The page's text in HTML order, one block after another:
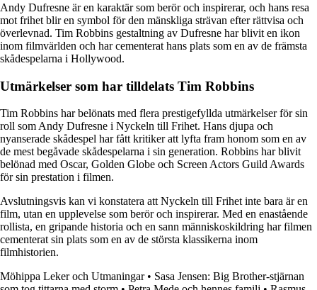
Andy Dufresne är en karaktär som berör och inspirerar, och hans resa
mot frihet blir en symbol för den mänskliga strävan efter rättvisa och
överlevnad. Tim Robbins gestaltning av Dufresne har blivit en ikon
inom filmvärlden och har cementerat hans plats som en av de främsta
skådespelarna i Hollywood.
Utmärkelser som har tilldelats Tim Robbins
Tim Robbins har belönats med flera prestigefyllda utmärkelser för sin
roll som Andy Dufresne i Nyckeln till Frihet. Hans djupa och
nyanserade skådespel har fått kritiker att lyfta fram honom som en av
de mest begåvade skådespelarna i sin generation. Robbins har blivit
belönad med Oscar, Golden Globe och Screen Actors Guild Awards
för sin prestation i filmen.
Avslutningsvis kan vi konstatera att Nyckeln till Frihet inte bara är en
film, utan en upplevelse som berör och inspirerar. Med en enastående
rollista, en gripande historia och en sann människoskildring har filmen
cementerat sin plats som en av de största klassikerna inom
filmhistorien.
Möhippa Leker och Utmaningar• Sasa Jensen: Big Brother-stjärnan